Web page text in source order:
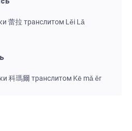
蕾拉 транслитом Lěi Lǎ
科瑪爾 транслитом Kē mǎ ěr